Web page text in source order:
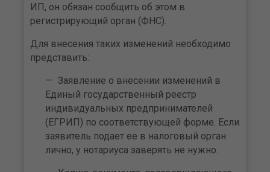
ИП, он обязан сообщить об этом в
регистрирующий орган (ФНС).
Для внесения таких изменений необходимо
представить:
Заявление о внесении изменений в
Единый государственный реестр
индивидуальных предпринимателей
(ЕГРИП) по соответствующей форме. Если
заявитель подает ее в налоговый орган
лично, у нотариуса заверять не нужно.